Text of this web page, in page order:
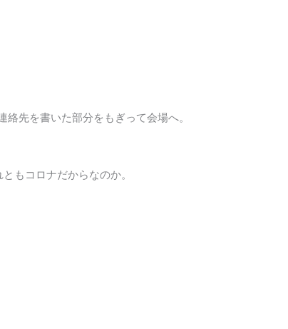
先を書いた部分をもぎって会場へ。
もコロナだからなのか。